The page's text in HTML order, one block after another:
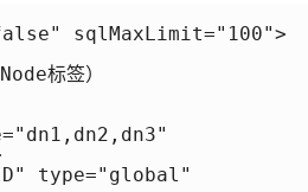
sqlMaxLimit="100">
标签）
type="global"